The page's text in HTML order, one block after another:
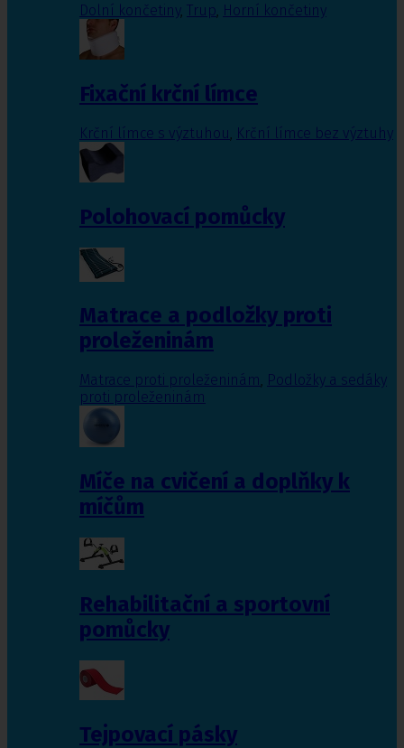
Dolní končetiny, Trup, Horní končetiny
Fixační krční límce
Krční límce s výztuhou Krční límce bez výztuhy
Polohovací pomůcky
Matrace a podložky proti
proleženinám
Matrace proti proleženinám, Podložky a sedáky
proti proleženinám
Míče na cvičení a doplňky k
míčům
Rehabilitační a sportovní
pomůcky
Tejpovací pásky